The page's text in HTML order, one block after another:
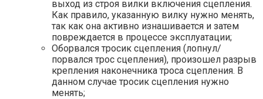
выход из строя вилки включения сцепления.
Как правило, указанную вилку нужно менять,
так как она активно изнашивается и затем
повреждается в процессе эксплуатации;
Оборвался тросик сцепления (лопнул/
порвался трос сцепления), произошел разрыв
крепления наконечника троса сцепления. В
данном случае тросик сцепления нужно
менять;